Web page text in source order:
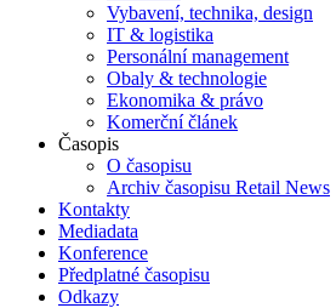
Vybavení, technika, design
IT & logistika
Personální management
Obaly & technologie
Ekonomika & právo
Komerční článek
Časopis
O časopisu
Archiv časopisu Retail News
Kontakty
Mediadata
Konference
Předplatné časopisu
Odkazy